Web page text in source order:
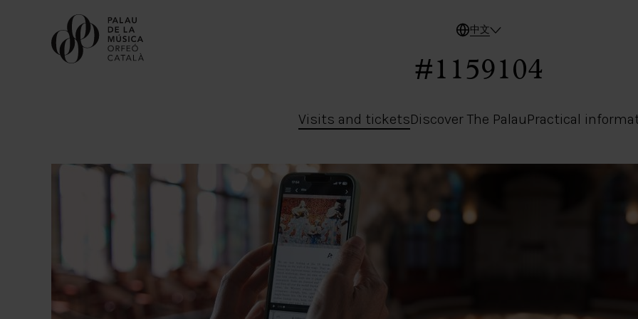
Visits and tickets
Discover The Palau
中文
#1159104
Visits and ticketsDiscover The PalauPractical